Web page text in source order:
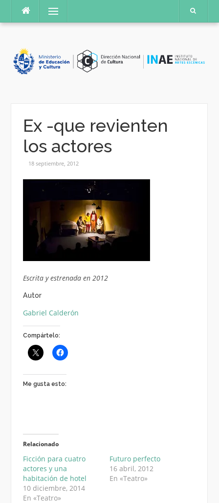
contenido
Menú
Ex -que revienten
los actores
18 septiembre, 2012
Escrita y estrenada en 2012
Autor
Gabriel Calderón
Compártelo:
Me gusta esto:
Relacionado
Ficción para cuatro
actores y una
habitación de hotel
10 diciembre, 2014
En «Teatro»
Futuro perfecto
16 abril, 2012
En «Teatro»